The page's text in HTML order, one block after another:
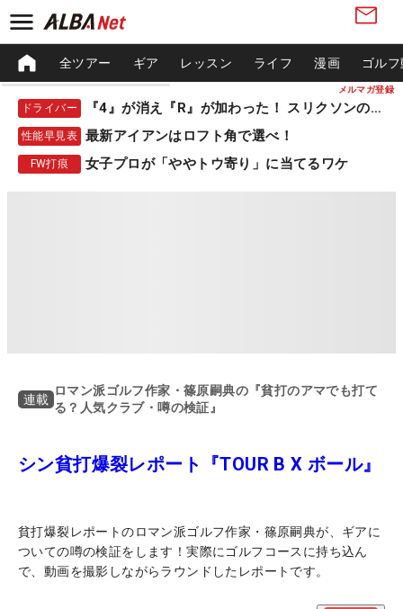
メルマガ登録
全ツアー ギア レッスン ライフ 漫画 ゴル
ドライバー 『4』が消え『R』が加わった！ スリクソンの新作
性能早見表 最新アイアンはロフト角で選べ！
FW打痕 女子プロが「ややトウ寄り」に当てるワケ
連載
ロマン派ゴルフ作家・篠原嗣典の『貧打のアマでも打て
る？人気クラブ・噂の検証』
シン貧打爆裂レポート『TOUR B X ボール』
貧打爆裂レポートのロマン派ゴルフ作家・篠原嗣典が、ギアに
ついての噂の検証をします！実際にゴルフコースに持ち込ん
で、動画を撮影しながらラウンドしたレポートです。